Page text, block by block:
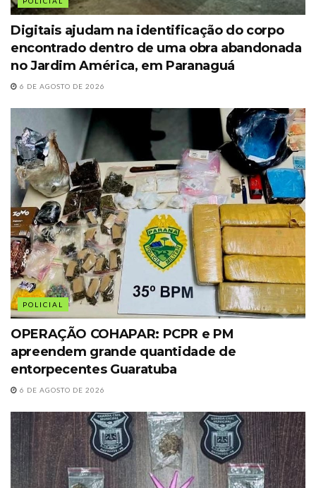
Digitais ajudam na identificação do corpo
encontrado dentro de uma obra abandonada
no Jardim América, em Paranaguá
6 DE AGOSTO DE 2026
POLICIAL
OPERAÇÃO COHAPAR: PCPR e PM
apreendem grande quantidade de
entorpecentes Guaratuba
6 DE AGOSTO DE 2026